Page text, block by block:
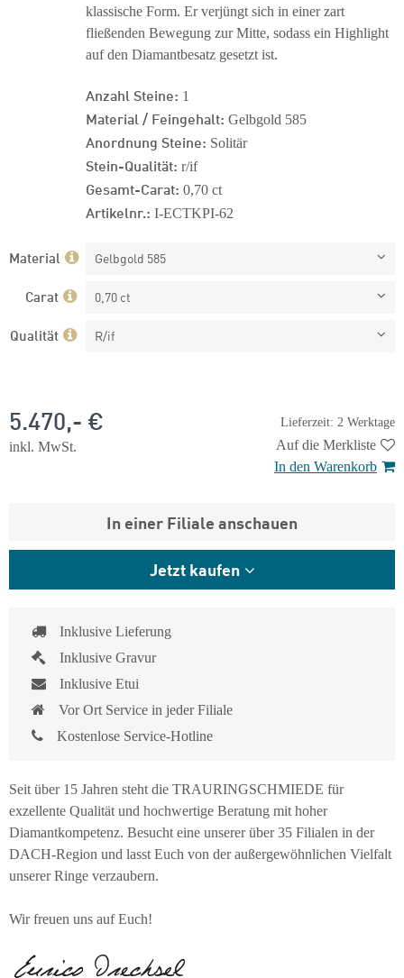
klassische Form. Er verjüngt sich in einer zart
fließenden Bewegung zur Mitte, sodass ein Highlight
auf den Diamantbesatz gesetzt ist.
Anzahl Steine: 1
Material / Feingehalt: Gelbgold 585
Anordnung Steine: Solitär
Stein-Qualität: r/if
Gesamt-Carat: 0,70 ct
Artikelnr.: I-ECTKPI-62
Material Gelbgold 585
Carat 0,70 ct
Qualität R/if
Lieferzeit: 2 Werktage
5.470,- €
inkl. MwSt.
Auf die Merkliste
In den Warenkorb
In einer Filiale anschauen
Jetzt kaufen
Inklusive Lieferung
Inklusive Gravur
Inklusive Etui
Vor Ort Service in jeder Filiale
Kostenlose Service-Hotline
Seit über 15 Jahren steht die TRAURINGSCHMIEDE für
exzellente Qualität und hochwertige Beratung mit hoher
Diamantkompetenz. Besucht eine unserer über 35 Filialen in der
DACH-Region und lasst Euch von der außergewöhnlichen Vielfalt
unserer Ringe verzaubern.
Wir freuen uns auf Euch!